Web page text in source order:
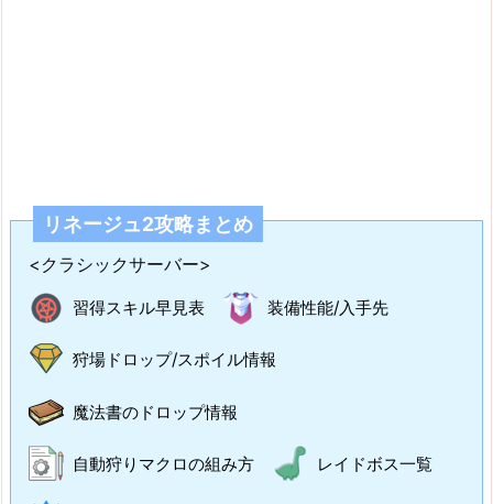
リネージュ2攻略まとめ
<クラシックサーバー>
習得スキル早見表 装備性能/入手先
狩場ドロップ/スポイル情報
魔法書のドロップ情報
自動狩りマクロの組み方 レイドボス一覧